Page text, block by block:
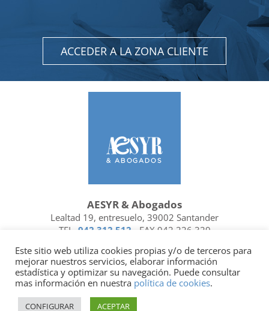
ACCEDER A LA ZONA CLIENTE
AESYR & Abogados
Lealtad 19, entresuelo, 39002 Santander
TEL. 942 312 512 - FAX 942 226 329
FacebookLinkedin
Socio de | Miembro de
Este sitio web utiliza cookies propias y/o de terceros para
mejorar nuestros servicios, elaborar información
estadística y optimizar su navegación. Puede consultar
mas información en nuestra política de cookies.
CONFIGURAR ACEPTAR